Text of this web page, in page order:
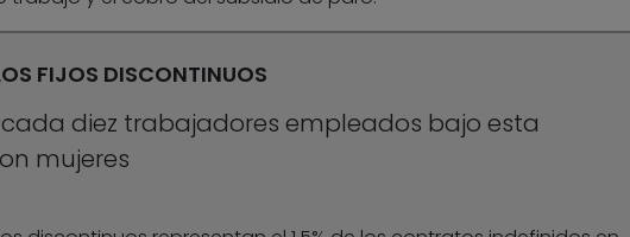
FIJOS DISCONTINUOS
cada diez trabajadores empleados bajo esta
mujeres